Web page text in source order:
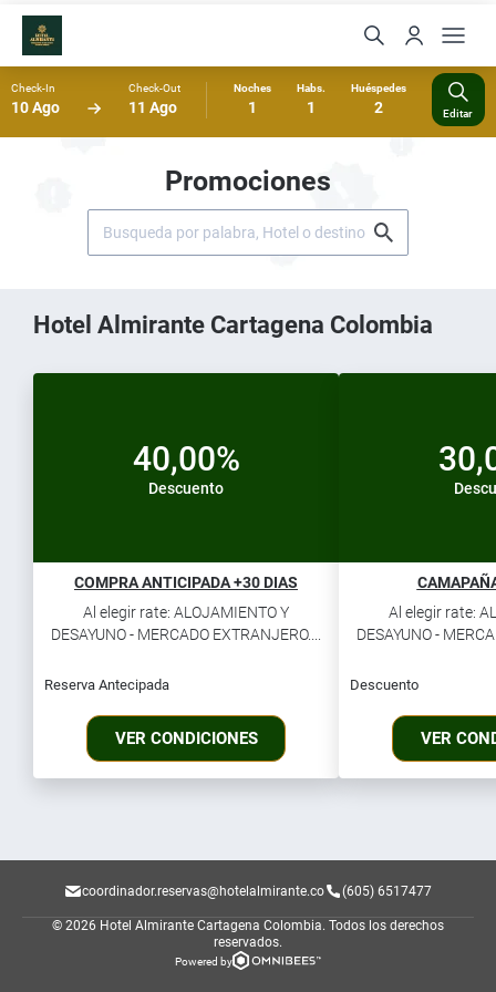
Check-In
10 Ago
Check-Out
11 Ago
Noches
1
Habs.
1
Huéspedes
2 Editar
Promociones
Hotel Almirante Cartagena Colombia
40,00%
Descuento
COMPRA ANTICIPADA +30 DIAS
Al elegir rate: ALOJAMIENTO Y
DESAYUNO - MERCADO EXTRANJERO....
Reserva Antecipada
VER CONDICIONES
Al elegir rate:
DESAYUNO -
Descuento
VER
coordinador.reservas@hotelalmirante.co (605) 6517477
© 2026 Hotel Almirante Cartagena Colombia. Todos los derechos
reservados.
Powered by